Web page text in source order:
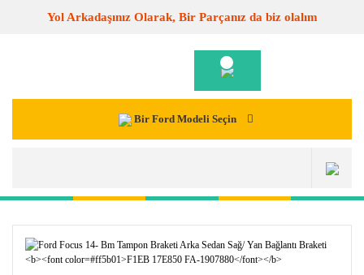
Yol Arkadaşınız Olarak, Bir Parçanız da biz olalım
Bir Ford Modeli Seçin